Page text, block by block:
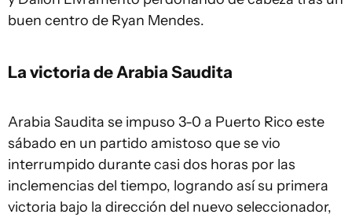
buen centro de Ryan Mendes.
La victoria de Arabia Saudita
Arabia Saudita se impuso 3-0 a Puerto Rico este
sábado en ‌un partido amistoso que se vio
interrumpido durante casi dos horas por las
inclemencias del tiempo, logrando así su primera
victoria bajo la dirección del nuevo seleccionador,